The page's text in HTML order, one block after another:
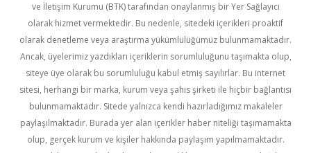
ve İletişim Kurumu (BTK) tarafından onaylanmış bir Yer Sağlayıcı
olarak hizmet vermektedir. Bu nedenle, sitedeki içerikleri proaktif
olarak denetleme veya araştırma yükümlülüğümüz bulunmamaktadır.
Ancak, üyelerimiz yazdıkları içeriklerin sorumluluğunu taşımakta olup,
siteye üye olarak bu sorumluluğu kabul etmiş sayılırlar. Bu internet
sitesi, herhangi bir marka, kurum veya şahıs şirketi ile hiçbir bağlantısı
bulunmamaktadır. Sitede yalnızca kendi hazırladığımız makaleler
paylaşılmaktadır. Burada yer alan içerikler haber niteliği taşımamakta
olup, gerçek kurum ve kişiler hakkında paylaşım yapılmamaktadır.